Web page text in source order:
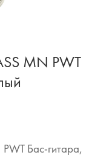
MN PWT
PWT Бас-гитара,